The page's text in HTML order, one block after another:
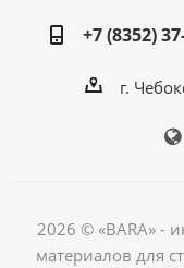
+7 (8352)
г.
2026 © «BARA» -
материалов для